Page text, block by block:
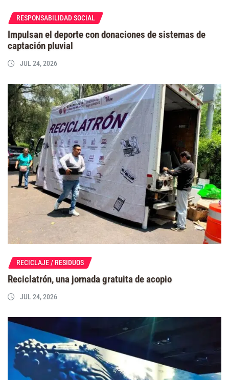
RESPONSABILIDAD SOCIAL
Impulsan el deporte con donaciones de sistemas de
captación pluvial
JUL 24, 2026
RECICLAJE / RESIDUOS
Reciclatrón, una jornada gratuita de acopio
JUL 24, 2026